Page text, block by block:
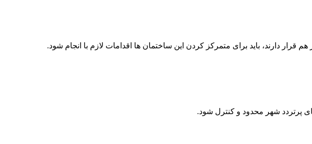
قرار دارند، باید برای متمرکز کردن این ساختمان ها اقدامات لازم با انجام شود.
پرتردد شهر محدود و کنترل شود.